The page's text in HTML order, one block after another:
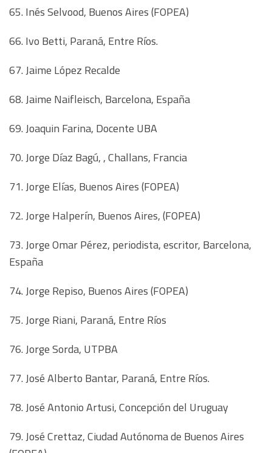
65. Inés Selvood, Buenos Aires (FOPEA)
66. Ivo Betti, Paraná, Entre Ríos.
67. Jaime López Recalde
68. Jaime Naifleisch, Barcelona, España
69. Joaquin Farina, Docente UBA
70. Jorge Díaz Bagú, , Challans, Francia
71. Jorge Elías, Buenos Aires (FOPEA)
72. Jorge Halperín, Buenos Aires, (FOPEA)
73. Jorge Omar Pérez, periodista, escritor, Barcelona,
España
74. Jorge Repiso, Buenos Aires (FOPEA)
75. Jorge Riani, Paraná, Entre Ríos
76. Jorge Sorda, UTPBA
77. José Alberto Bantar, Paraná, Entre Ríos.
78. José Antonio Artusi, Concepción del Uruguay
79. José Crettaz, Ciudad Autónoma de Buenos Aires